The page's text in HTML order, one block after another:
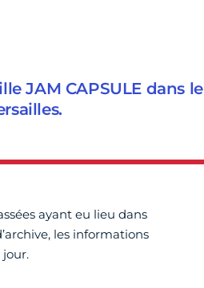
JAM CAPSULE dans le
ayant eu lieu dans
les informations